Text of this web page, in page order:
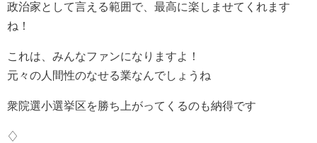
政治家として言える範囲で、最高に楽しませてくれます
ね！
これは、みんなファンになりますよ！
元々の人間性のなせる業なんでしょうね
衆院選小選挙区を勝ち上がってくるのも納得です
♢